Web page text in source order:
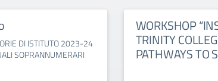
DI ISTITUTO 2023-24
SOPRANNUMERARI
WORKSHOP
TRINITY
PATHWAYS TO